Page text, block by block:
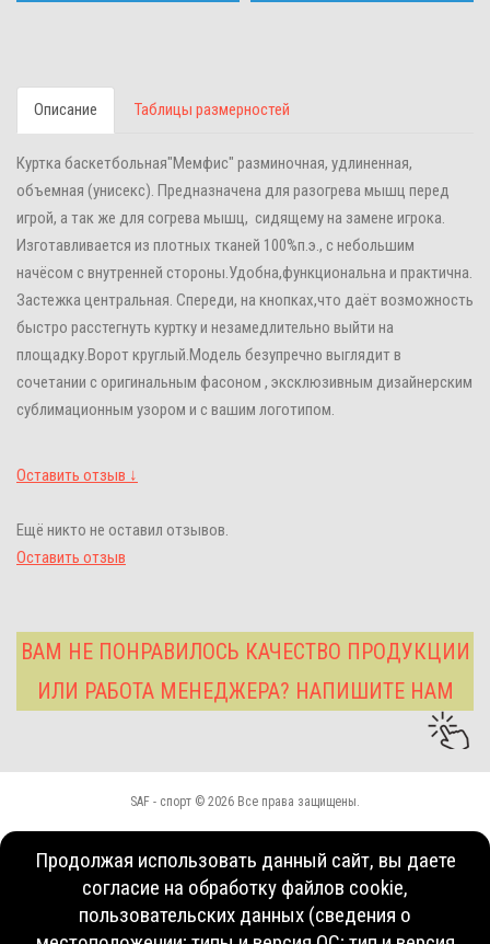
Описание Таблицы размерностей
Куртка баскетбольная"Мемфис" разминочная, удлиненная,
объемная (унисекс). Предназначена для разогрева мышц перед
игрой, а так же для согрева мышц, сидящему на замене игрока.
Изготавливается из плотных тканей 100%п.э., с небольшим
начёсом с внутренней стороны.Удобна,функциональна и практична.
Застежка центральная. Спереди, на кнопках,что даёт возможность
быстро расстегнуть куртку и незамедлительно выйти на
площадку.Ворот круглый.Модель безупречно выглядит в
сочетании с оригинальным фасоном , эксклюзивным дизайнерским
сублимационным узором и с вашим логотипом.
Оставить отзыв ↓
Ещё никто не оставил отзывов.
Оставить отзыв
ВАМ НЕ ПОНРАВИЛОСЬ КАЧЕСТВО ПРОДУКЦИИ
ИЛИ РАБОТА МЕНЕДЖЕРА? НАПИШИТЕ НАМ
SAF - спорт © 2026 Все права защищены.
Продолжая использовать данный сайт, вы даете
согласие на обработку файлов cookie,
пользовательских данных (сведения о